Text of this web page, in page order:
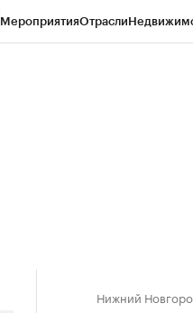
МероприятияОтрасли
Нижний